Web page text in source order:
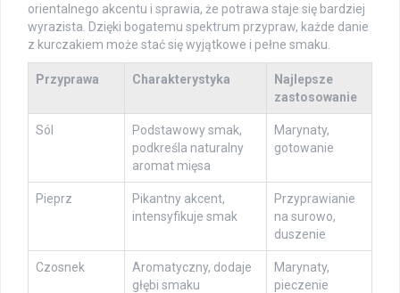
orientalnego akcentu i sprawia, że potrawa staje się bardziej
wyrazista. Dzięki bogatemu spektrum przypraw, każde danie
z kurczakiem może stać się wyjątkowe i pełne smaku.
Przyprawa Charakterystyka
Najlepsze
zastosowanie
Sól
Podstawowy smak,
podkreśla naturalny
aromat mięsa
Marynaty,
gotowanie
Pieprz
Pikantny akcent,
intensyfikuje smak
Przyprawianie
na surowo,
duszenie
Czosnek
Aromatyczny, dodaje
głębi smaku
Marynaty,
pieczenie